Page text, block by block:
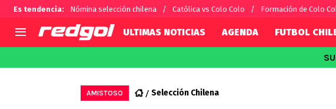
Es tendencia: Nómina selección chilena Católica vs Colo Colo Formación de Colo
Selección Chilena
ULTIMAS NOTICIAS AGENDA FUTBOL
AMISTOSO Selección Chilena